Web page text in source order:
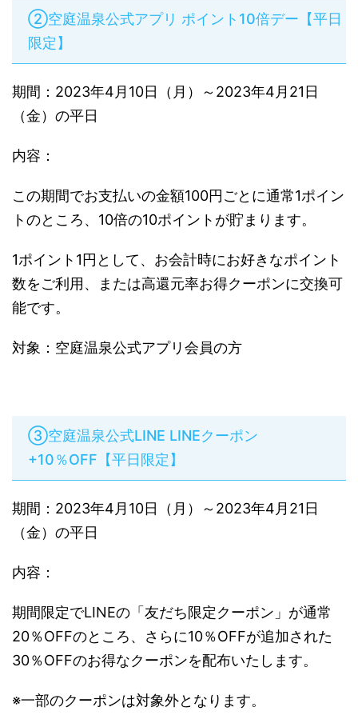
②空庭温泉公式アプリ ポイント10倍デー【平日
限定】
期間：2023年4月10日（月）～2023年4月21日
（金）の平日
内容：
この期間でお支払いの金額100円ごとに通常1ポイン
トのところ、10倍の10ポイントが貯まります。
1ポイント1円として、お会計時にお好きなポイント
数をご利用、または高還元率お得クーポンに交換可
能です。
対象：空庭温泉公式アプリ会員の方
③空庭温泉公式LINE LINEクーポン
+10％OFF【平日限定】
期間：2023年4月10日（月）～2023年4月21日
（金）の平日
内容：
期間限定でLINEの「友だち限定クーポン」が通常
20％OFFのところ、さらに10％OFFが追加された
30％OFFのお得なクーポンを配布いたします。
※一部のクーポンは対象外となります。